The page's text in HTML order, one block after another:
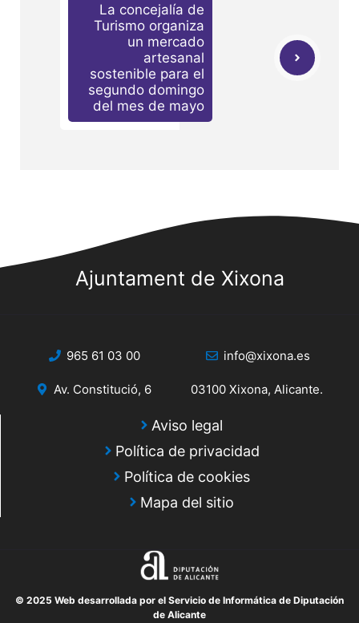
La concejalía de
Turismo organiza
un mercado
artesanal
sostenible para el
segundo domingo
del mes de mayo
Ajuntament de Xixona
965 61 03 00 info@xixona.es
Av. Constitució, 6 03100 Xixona, Alicante.
Aviso legal
Política de privacidad
Política de cookies
Mapa del sitio
© 2025 Web desarrollada por el Servicio de Informática de Diputación
de Alicante